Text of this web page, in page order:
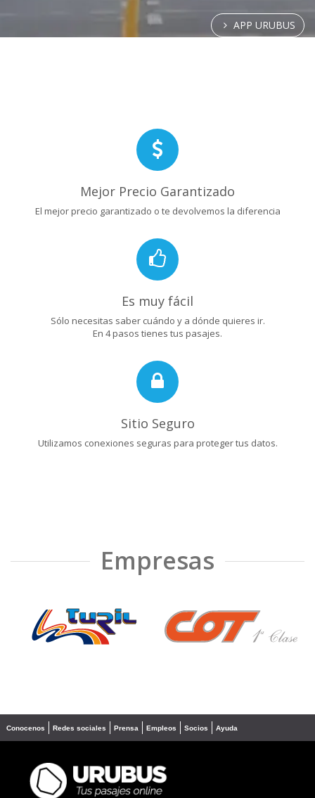
APP URUBUS
Mejor Precio Garantizado
El mejor precio garantizado o te devolvemos la diferencia
Es muy fácil
Sólo necesitas saber cuándo y a dónde quieres ir.
En 4 pasos tienes tus pasajes.
Sitio Seguro
Utilizamos conexiones seguras para proteger tus datos.
Empresas
❮ ❯
Conocenos Redes sociales Prensa Empleos Socios Ayuda